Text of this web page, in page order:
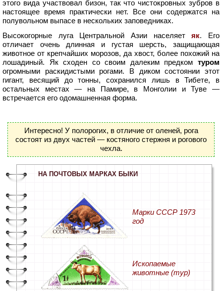
этого вида участвовал бизон, так что чистокровных зубров в
настоящее время практически нет. Все они содержатся на
полувольном выпасе в нескольких заповедниках.
Высокогорные луга Центральной Азии населяетяк. Его
отличает очень длинная и густая шерсть, защищающая
животное от крепчайших морозов, да хвост, более похожий на
лошадиный. Як сходен со своим далеким предком туром
огромными раскидистыми рогами. В диком состоянии этот
гигант, весящий до тонны, сохранился лишь в Тибете, в
остальных местах — на Памире, в Монголии и Туве —
встречается его одомашненная форма.
Интересно! У полорогих, в отличие от оленей, рога
состоят из двух частей — костяного стержня и рогового
чехла.
НА ПОЧТОВЫХ МАРКАХ БЫКИ
Марки СССР 1973
год
Ископаемые
животные (тур)